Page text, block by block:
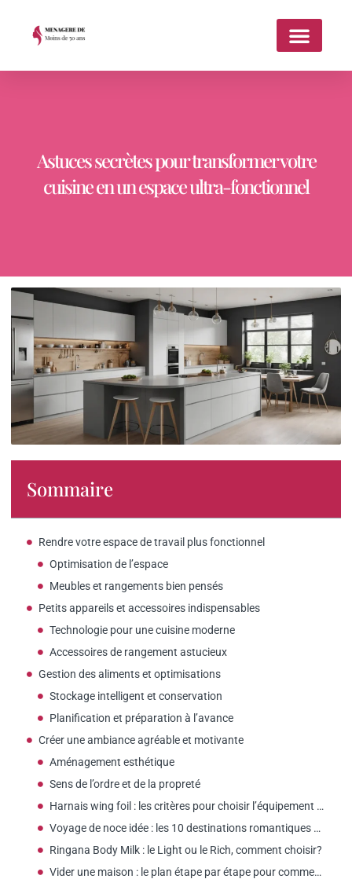
Astuces secrètes pour transformer votre
cuisine en un espace ultra-fonctionnel
Sommaire
Rendre votre espace de travail plus fonctionnel
Optimisation de l’espace
Meubles et rangements bien pensés
Petits appareils et accessoires indispensables
Technologie pour une cuisine moderne
Accessoires de rangement astucieux
Gestion des aliments et optimisations
Stockage intelligent et conservation
Planification et préparation à l’avance
Créer une ambiance agréable et motivante
Aménagement esthétique
Sens de l’ordre et de la propreté
Harnais wing foil : les critères pour choisir l’équipement adapté aux femmes
Voyage de noce idée : les 10 destinations romantiques selon votre budget
Ringana Body Milk : le Light ou le Rich, comment choisir?
Vider une maison : le plan étape par étape pour commencer ?